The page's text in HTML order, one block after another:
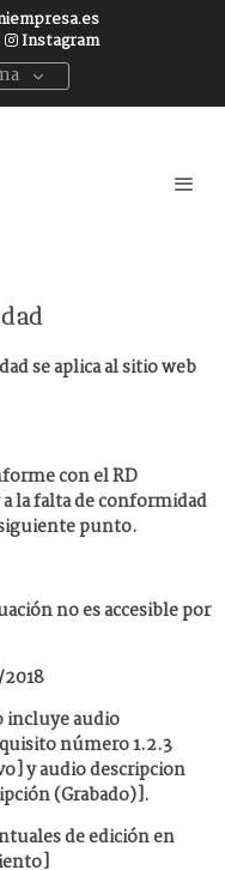
Instagram
se aplica al sitio web
con el RD
a la falta de conformidad
punto.
no es accesible por
incluye audio
número 1.2.3
y audio descripcion
(Grabado)].
de edición en